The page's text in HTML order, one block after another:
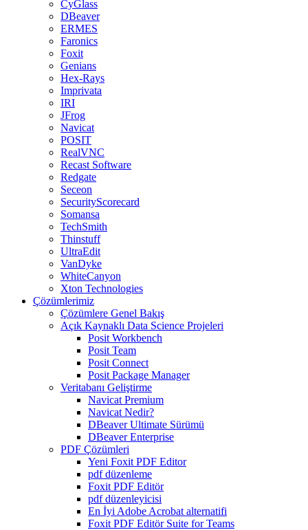
CyGlass
DBeaver
ERMES
Faronics
Foxit
Genians
Hex-Rays
Imprivata
IRI
JFrog
Navicat
POSIT
RealVNC
Recast Software
Redgate
Seceon
SecurityScorecard
Somansa
TechSmith
Thinstuff
UltraEdit
VanDyke
WhiteCanyon
Xton Technologies
Çözümlerimiz
Çözümlere Genel Bakış
Açık Kaynaklı Data Science Projeleri
Posit Workbench
Posit Team
Posit Connect
Posit Package Manager
Veritabanı Geliştirme
Navicat Premium
Navicat Nedir?
DBeaver Ultimate Sürümü
DBeaver Enterprise
PDF Çözümleri
Yeni Foxit PDF Editor
pdf düzenleme
Foxit PDF Editör
pdf düzenleyicisi
En İyi Adobe Acrobat alternatifi
Foxit PDF Editör Suite for Teams